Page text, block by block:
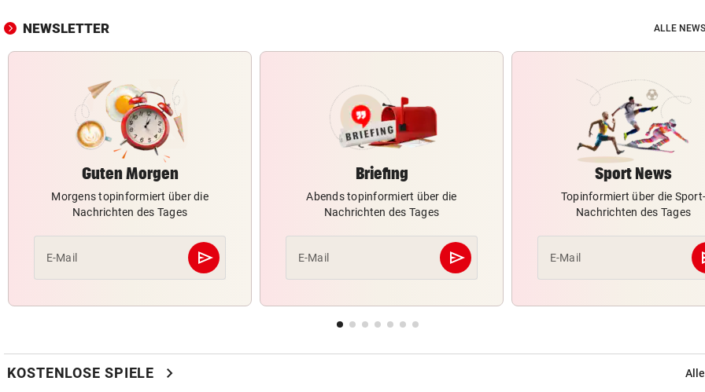
NEWSLETTER ALLE
Guten Morgen
Morgens topinformiert über die
Nachrichten des Tages
E-Mail send
Abschicken
Briefing
Abends topinformiert über die
Nachrichten des Tages
E-Mail send
Abschicken
Sport News
Topinformiert über die Sport-
Nachrichten des Tages
E-Mail
KOSTENLOSE SPIELE chevron_right